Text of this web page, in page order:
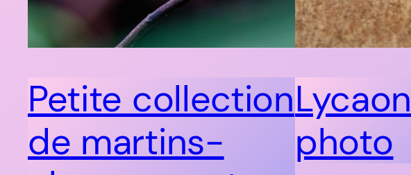
Petite collection
de martins-
photo